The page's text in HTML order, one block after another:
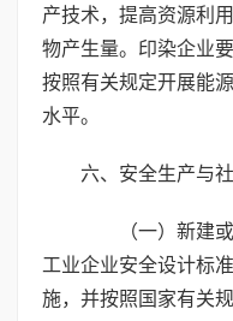
产技术，提高资源利
物产生量。印染企业
按照有关规定开展能
水平。
六、安全生产与
（一）新建或
工业企业安全设计标
施，并按照国家有关